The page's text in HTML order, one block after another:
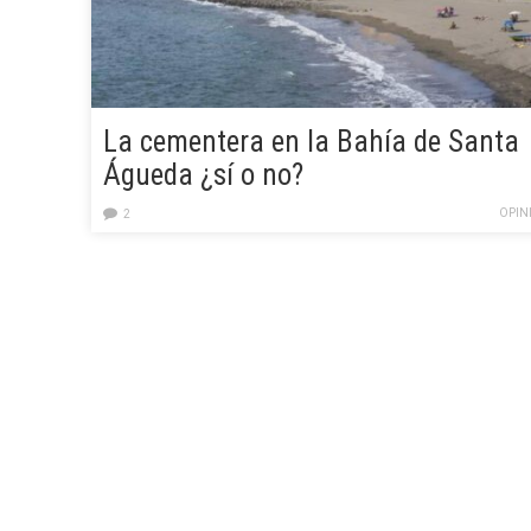
La cementera en la Bahía de Santa
Águeda ¿sí o no?
2